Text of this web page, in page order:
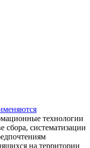
технологии
сбора, систематизации
на территории